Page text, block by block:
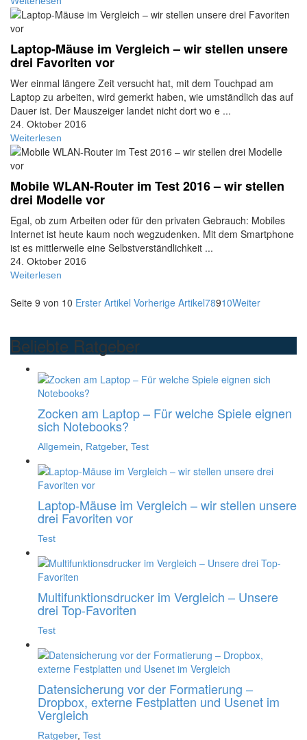
Laptop-Mäuse im Vergleich – wir stellen unsere
drei Favoriten vor
Wer einmal längere Zeit versucht hat, mit dem Touchpad am
Laptop zu arbeiten, wird gemerkt haben, wie umständlich das auf
Dauer ist. Der Mauszeiger landet nicht dort wo e ...
24. Oktober 2016
Weiterlesen
Mobile WLAN-Router im Test 2016 – wir stellen
drei Modelle vor
Egal, ob zum Arbeiten oder für den privaten Gebrauch: Mobiles
Internet ist heute kaum noch wegzudenken. Mit dem Smartphone
ist es mittlerweile eine Selbstverständlichkeit ...
24. Oktober 2016
Weiterlesen
Seite 9 von 10 Erster Artikel Vorherige Artikel78910Weiter
Beliebte Ratgeber
Zocken am Laptop – Für welche Spiele eignen
sich Notebooks?
Allgemein Ratgeber, Test
Laptop-Mäuse im Vergleich – wir stellen unsere
drei Favoriten vor
Test
Multifunktionsdrucker im Vergleich – Unsere
drei Top-Favoriten
Test
Datensicherung vor der Formatierung –
Dropbox, externe Festplatten und Usenet im
Vergleich
Ratgeber, Test